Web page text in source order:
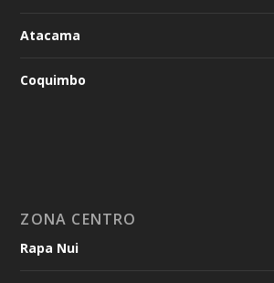
Atacama
Coquimbo
ZONA CENTRO
Rapa Nui